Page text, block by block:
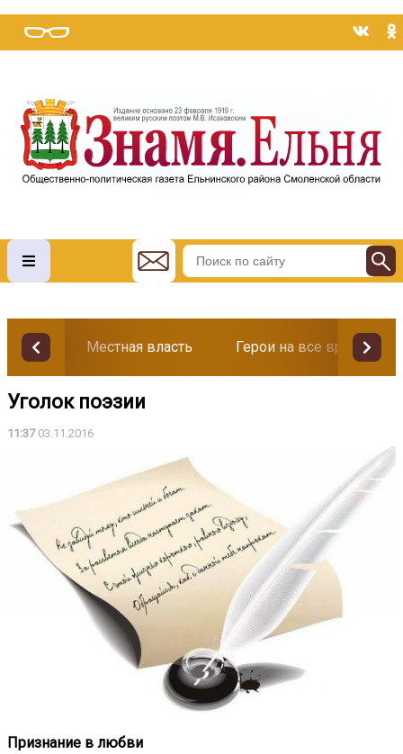
Местная власть Герои на все времена
Уголок поэзии
11:3703.11.2016
Признание в любви